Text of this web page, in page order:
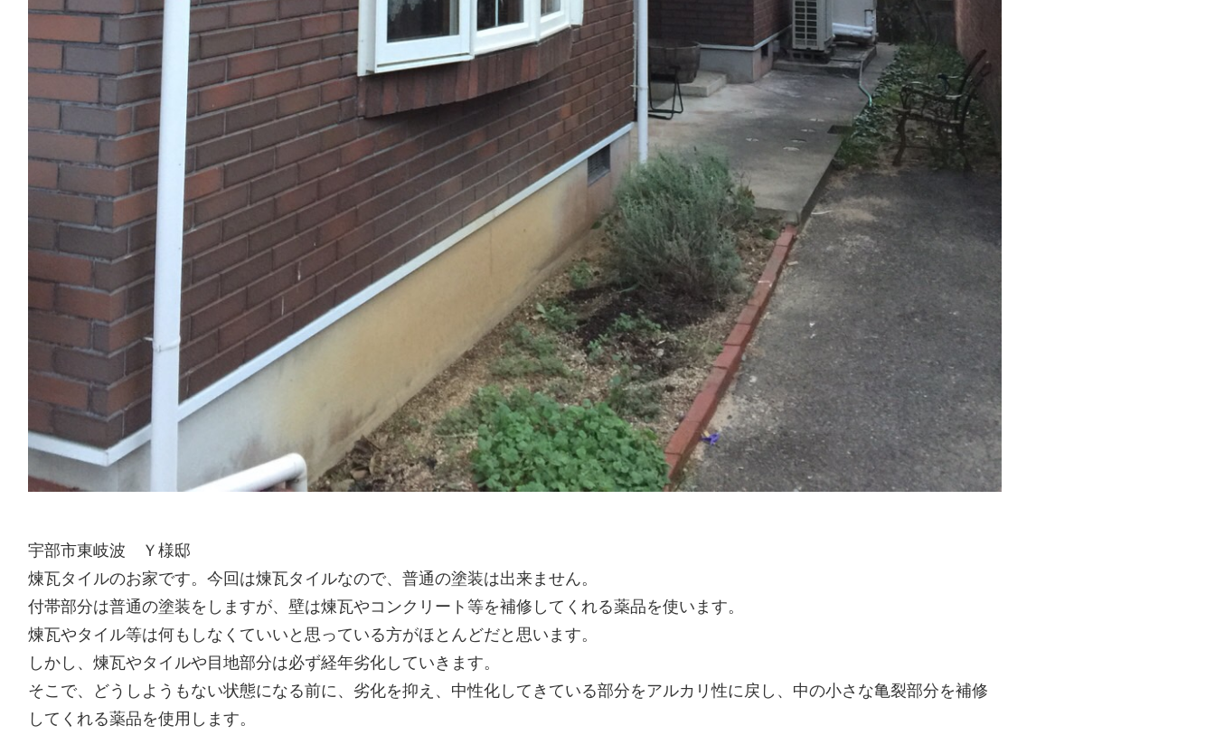
宇部市東岐波 Ｙ様邸
煉瓦タイルのお家です。今回は煉瓦タイルなので、普通の塗装は出来ません。
付帯部分は普通の塗装をしますが、壁は煉瓦やコンクリート等を補修してくれる薬品を使います。
煉瓦やタイル等は何もしなくていいと思っている方がほとんどだと思います。
しかし、煉瓦やタイルや目地部分は必ず経年劣化していきます。
そこで、どうしようもない状態になる前に、劣化を抑え、中性化してきている部分をアルカリ性に戻し、中の小さな亀裂部分を補修
してくれる薬品を使用します。